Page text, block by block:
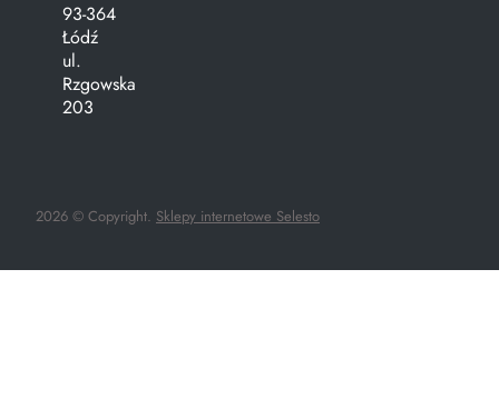
93-364
Łódź
ul.
Rzgowska
203
2026 © Copyright. Sklepy internetowe Selesto